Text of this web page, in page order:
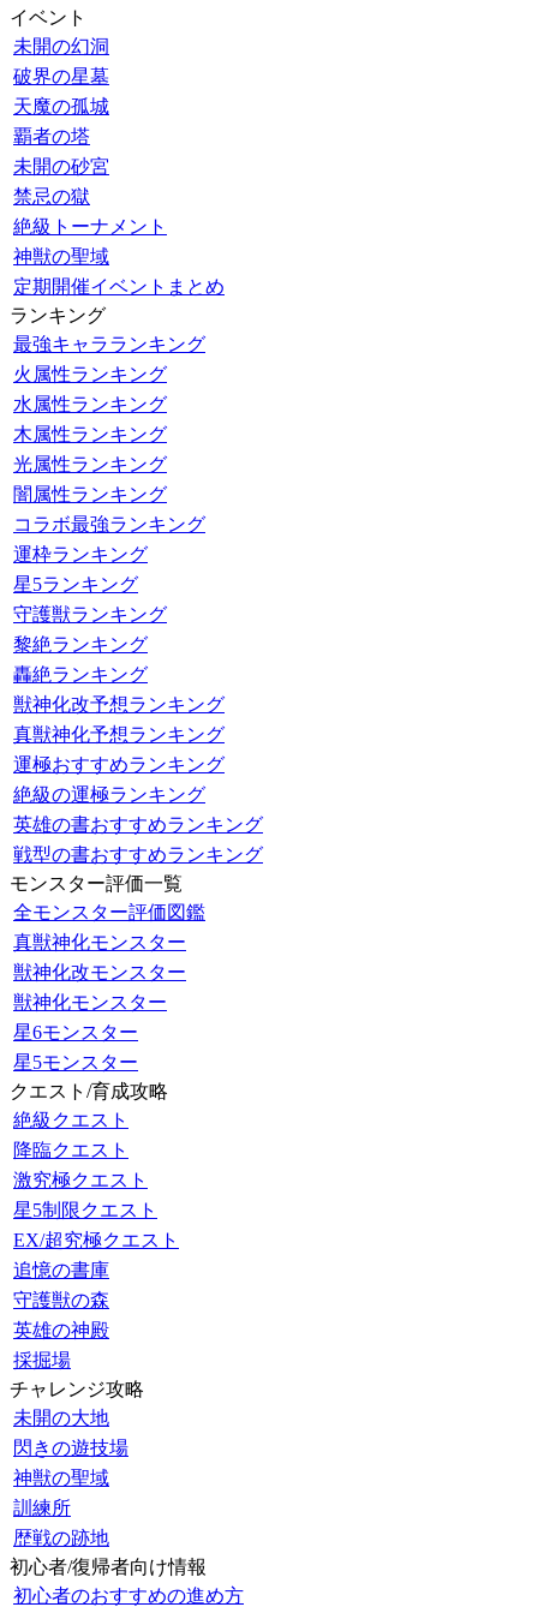
イベント
未開の幻洞
破界の星墓
天魔の孤城
覇者の塔
未開の砂宮
禁忌の獄
絶級トーナメント
神獣の聖域
定期開催イベントまとめ
ランキング
最強キャラランキング
火属性ランキング
水属性ランキング
木属性ランキング
光属性ランキング
闇属性ランキング
コラボ最強ランキング
運枠ランキング
星5ランキング
守護獣ランキング
黎絶ランキング
轟絶ランキング
獣神化改予想ランキング
真獣神化予想ランキング
運極おすすめランキング
絶級の運極ランキング
英雄の書おすすめランキング
戦型の書おすすめランキング
モンスター評価一覧
全モンスター評価図鑑
真獣神化モンスター
獣神化改モンスター
獣神化モンスター
星6モンスター
星5モンスター
クエスト/育成攻略
絶級クエスト
降臨クエスト
激究極クエスト
星5制限クエスト
EX/超究極クエスト
追憶の書庫
守護獣の森
英雄の神殿
採掘場
チャレンジ攻略
未開の大地
閃きの遊技場
神獣の聖域
訓練所
歴戦の跡地
初心者/復帰者向け情報
初心者のおすすめの進め方